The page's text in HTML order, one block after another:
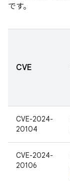
です。
CVE
CVE-2024-
20104
CVE-2024-
20106